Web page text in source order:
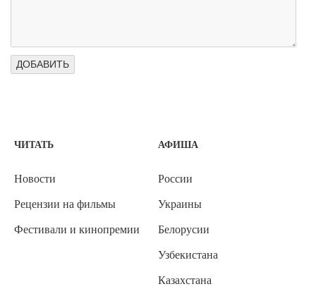
ЧИТАТЬ
Новости
Рецензии на фильмы
Фестивали и кинопремии
АФИША
России
Украины
Белорусии
Узбекистана
Казахстана